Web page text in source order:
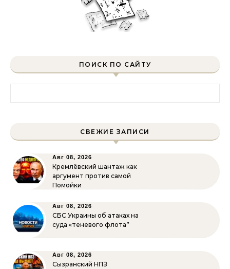
ПОИСК ПО САЙТУ
СВЕЖИЕ ЗАПИСИ
Авг 08, 2026
Кремлёвский шантаж как
аргумент против самой
Помойки
Авг 08, 2026
СБС Украины об атаках на
суда «теневого флота”
Авг 08, 2026
Сызранский НПЗ